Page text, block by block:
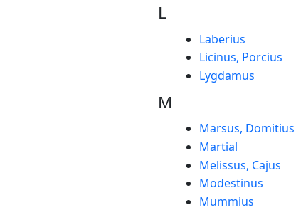
L
Laberius
Licinus, Porcius
Lygdamus
M
Marsus, Domitius
Martial
Melissus, Cajus
Modestinus
Mummius